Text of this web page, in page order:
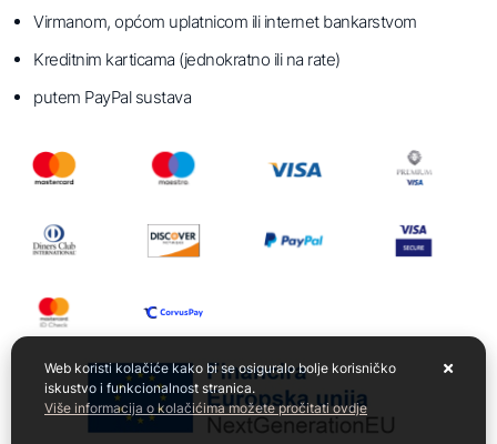
Virmanom, općom uplatnicom ili internet bankarstvom
Kreditnim karticama (jednokratno ili na rate)
putem PayPal sustava
Web koristi kolačiće kako bi se osiguralo bolje korisničko
iskustvo i funkcionalnost stranica.
Više informacija o kolačićima možete pročitati ovdje